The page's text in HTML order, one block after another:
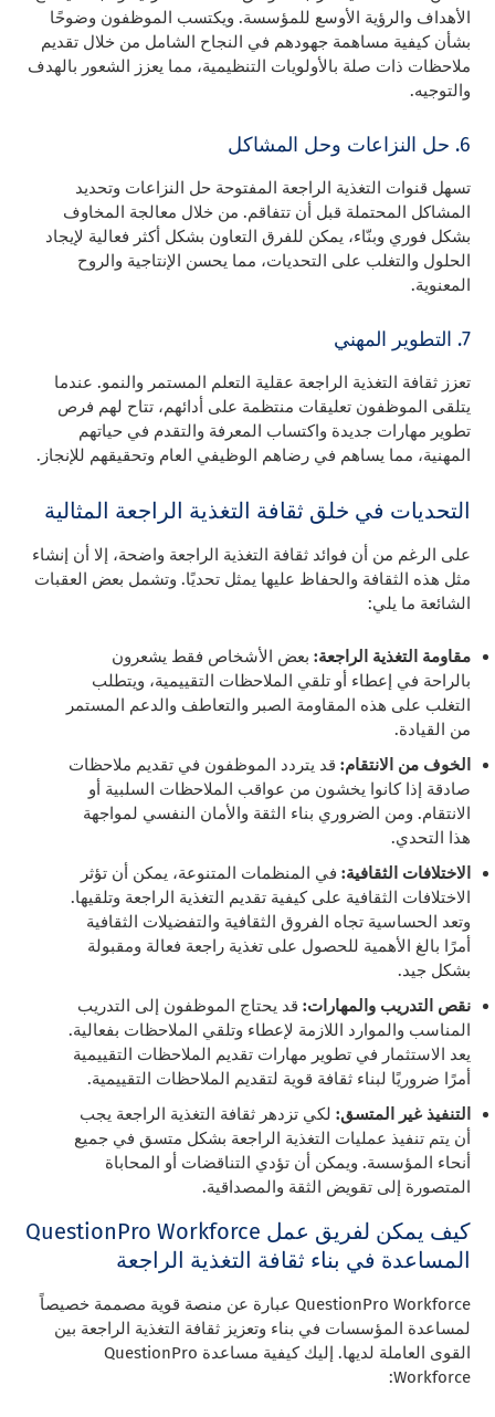
الأهداف والرؤية الأوسع للمؤسسة. ويكتسب الموظفون وضوحًا
بشأن كيفية مساهمة جهودهم في النجاح الشامل من خلال تقديم
ملاحظات ذات صلة بالأولويات التنظيمية، مما يعزز الشعور بالهدف
والتوجيه.
6. حل النزاعات وحل المشاكل
تسهل قنوات التغذية الراجعة المفتوحة حل النزاعات وتحديد
المشاكل المحتملة قبل أن تتفاقم. من خلال معالجة المخاوف
بشكل فوري وبنّاء، يمكن للفرق التعاون بشكل أكثر فعالية لإيجاد
الحلول والتغلب على التحديات، مما يحسن الإنتاجية والروح
المعنوية.
7. التطوير المهني
تعزز ثقافة التغذية الراجعة عقلية التعلم المستمر والنمو. عندما
يتلقى الموظفون تعليقات منتظمة على أدائهم، تتاح لهم فرص
تطوير مهارات جديدة واكتساب المعرفة والتقدم في حياتهم
المهنية، مما يساهم في رضاهم الوظيفي العام وتحقيقهم للإنجاز.
التحديات في خلق ثقافة التغذية الراجعة المثالية
على الرغم من أن فوائد ثقافة التغذية الراجعة واضحة، إلا أن إنشاء
مثل هذه الثقافة والحفاظ عليها يمثل تحديًا. وتشمل بعض العقبات
الشائعة ما يلي:
مقاومة التغذية الراجعة: بعض الأشخاص فقط يشعرون
بالراحة في إعطاء أو تلقي الملاحظات التقييمية، ويتطلب
التغلب على هذه المقاومة الصبر والتعاطف والدعم المستمر
من القيادة.
الخوف من الانتقام: قد يتردد الموظفون في تقديم ملاحظات
صادقة إذا كانوا يخشون من عواقب الملاحظات السلبية أو
الانتقام. ومن الضروري بناء الثقة والأمان النفسي لمواجهة
هذا التحدي.
الاختلافات الثقافية: في المنظمات المتنوعة، يمكن أن تؤثر
الاختلافات الثقافية على كيفية تقديم التغذية الراجعة وتلقيها.
وتعد الحساسية تجاه الفروق الثقافية والتفضيلات الثقافية
أمرًا بالغ الأهمية للحصول على تغذية راجعة فعالة ومقبولة
بشكل جيد.
نقص التدريب والمهارات: قد يحتاج الموظفون إلى التدريب
المناسب والموارد اللازمة لإعطاء وتلقي الملاحظات بفعالية.
يعد الاستثمار في تطوير مهارات تقديم الملاحظات التقييمية
أمرًا ضروريًا لبناء ثقافة قوية لتقديم الملاحظات التقييمية.
التنفيذ غير المتسق: لكي تزدهر ثقافة التغذية الراجعة يجب
أن يتم تنفيذ عمليات التغذية الراجعة بشكل متسق في جميع
أنحاء المؤسسة. ويمكن أن تؤدي التناقضات أو المحاباة
المتصورة إلى تقويض الثقة والمصداقية.
كيف يمكن لفريق عمل QuestionPro Workforce
المساعدة في بناء ثقافة التغذية الراجعة
QuestionPro Workforce عبارة عن منصة قوية مصممة خصيصاً
لمساعدة المؤسسات في بناء وتعزيز ثقافة التغذية الراجعة بين
القوى العاملة لديها. إليك كيفية مساعدة QuestionPro
Workforce: